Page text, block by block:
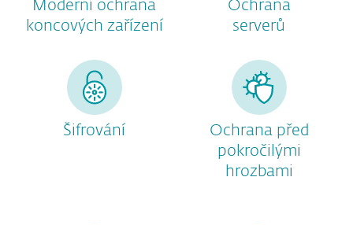
Moderní ochrana
koncových zařízení
Ochrana
serverů
Šifrování
Ochrana před
pokročilými
hrozbami